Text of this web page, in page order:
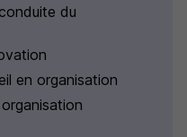
du
en organisation